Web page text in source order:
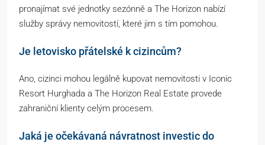
pronajímat své jednotky sezónně a The Horizon nabízí
služby správy nemovitostí, které jim s tím pomohou.
Je letovisko přátelské k cizincům?
Ano, cizinci mohou legálně kupovat nemovitosti v Iconic
Resort Hurghada a The Horizon Real Estate provede
zahraniční klienty celým procesem.
Jaká je očekávaná návratnost investic do